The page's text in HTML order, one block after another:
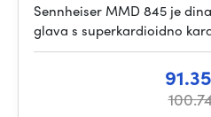
Sennheiser MMD 845 je
glava s superkardioidno